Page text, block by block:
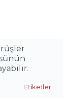
Etiketler: